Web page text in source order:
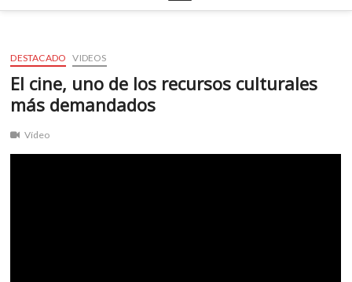
DESTACADO VIDEOS
El cine, uno de los recursos culturales
más demandados
Vídeo